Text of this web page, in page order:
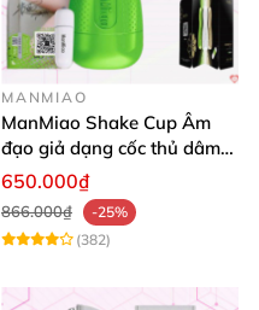
MANMIAO
ManMiao Shake Cup Âm
đạo giả dạng cốc thủ dâm
nhỏ gọn mềm như thật
650.000₫
866.000₫
-25%
(382)